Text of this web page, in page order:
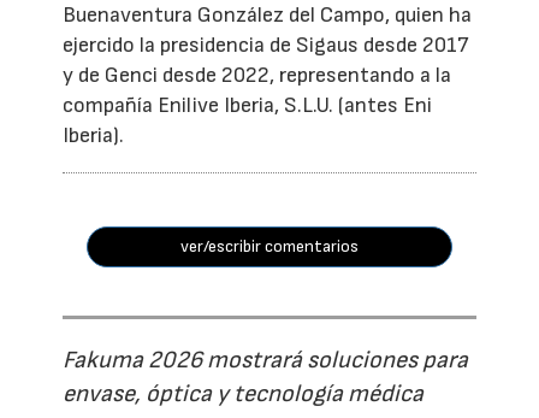
Buenaventura González del Campo, quien ha
ejercido la presidencia de Sigaus desde 2017
y de Genci desde 2022, representando a la
compañía Enilive Iberia, S.L.U. (antes Eni
Iberia).
ver/escribir comentarios
Fakuma 2026 mostrará soluciones para
envase, óptica y tecnología médica